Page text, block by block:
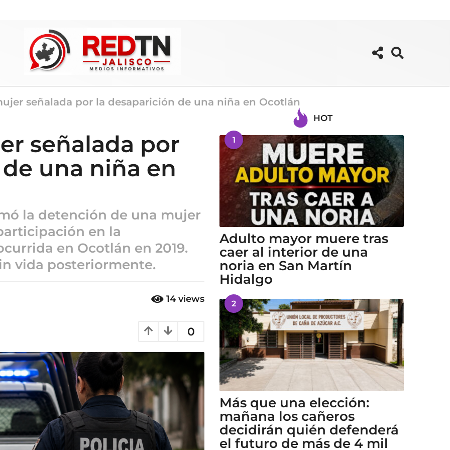
señalada por la desaparición de una niña en Ocotlán
señalada por
una niña en
la detención de una mujer
en la
en Ocotlán en 2019.
vida posteriormente.
14 views
0
HOT
1
Adulto mayor muere tras
caer al interior de una
noria en San Martín
Hidalgo
2
Más que una elección:
mañana los cañeros
decidirán quién defenderá
el futuro de más de 4 mil